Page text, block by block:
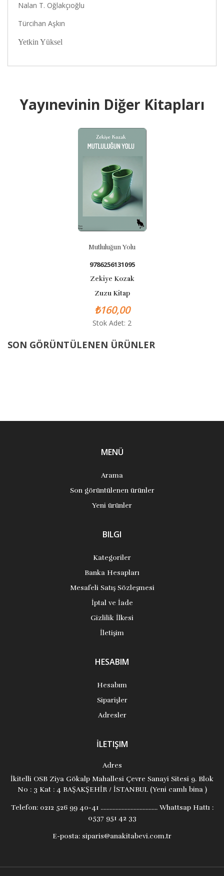
Nalan T. Oğlakçıoğlu
Türcihan Aşkın
Yetkin Yüksel
Yayınevinin Diğer Kitapları
SON GÖRÜNTÜLENEN ÜRÜNLER
MENÜ
Arama
Son görüntülenen ürünler
Yeni ürünler
BILGI
Kategoriler
Banka Hesapları
Mesafeli Satış Sözleşmesi
İptal ve İade
Gizlilik İlkesi
İletişim
HESABIM
Hesabım
Siparişler
Adresler
İLETIŞIM
Adres
İkitelli OSB Ziya Gökalp Mahallesi Çevre Sanayi Sitesi 9. Blok
No : 3 Kat : 4 BAŞAKŞEHİR / İSTANBUL (Yeni camlı bina )
Telefon:0212 526 99 40-41 ...................................... Whattsap Hattı :
0537 951 42 33
E-posta: siparis@anakitabevi.com.tr